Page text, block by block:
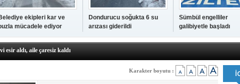
ekipleri kar ve
mücadele ediyor
Dondurucu soğukta 6 su
arızası giderildi
Sümbül engelliler
galibiyetle başladı
Oda ve sendika temsilcilerini ağırladı
esir aldı, aile çaresiz kaldı
Başsavcısı Ufuk Turan görevine başladı
Gençlerimiz için geleceğe yatırım yapıyoruz
Karakter boyutu :